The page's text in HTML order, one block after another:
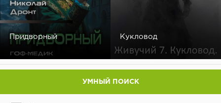
Придворный Кукловод
УМНЫЙ ПОИСК